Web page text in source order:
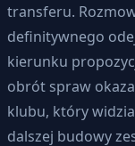
transferu.
definitywnego
kierunku
obrót spraw
klubu, który
dalszej budowy